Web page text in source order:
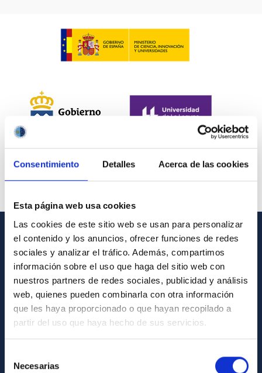
Consentimiento Detalles Acerca de las cookies
Esta página web usa cookies
Las cookies de este sitio web se usan para personalizar
el contenido y los anuncios, ofrecer funciones de redes
sociales y analizar el tráfico. Además, compartimos
información sobre el uso que haga del sitio web con
nuestros partners de redes sociales, publicidad y análisis
web, quienes pueden combinarla con otra información
que les haya proporcionado o que hayan recopilado a
partir del uso que haya hecho de sus servicios.
Necesarias
INFORMACIÓN GENERAL
Contacto
Cómo llegar al IAC
Directorio de personal
Biblioteca